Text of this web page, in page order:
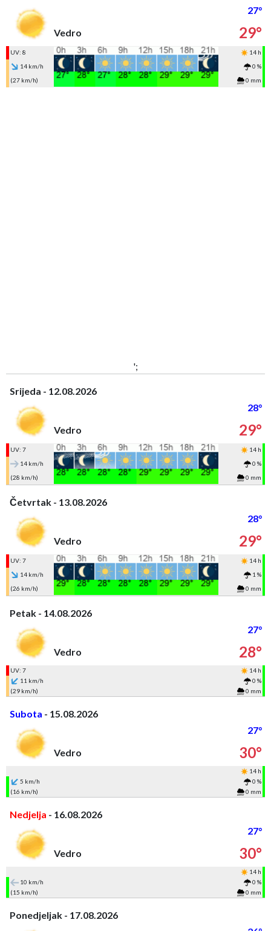
27°
Vedro
29°
UV: 8
14 h
14 km/h
0 %
(27 km/h)
0 mm
';
Srijeda - 12.08.2026
28°
Vedro
29°
UV: 7
14 h
14 km/h
0 %
(28 km/h)
0 mm
Četvrtak - 13.08.2026
28°
Vedro
29°
UV: 7
14 h
14 km/h
1 %
(26 km/h)
0 mm
Petak - 14.08.2026
27°
Vedro
28°
UV: 7
14 h
11 km/h
0 %
(29 km/h)
0 mm
Subota - 15.08.2026
27°
Vedro
30°
14 h
5 km/h
0 %
(16 km/h)
0 mm
Nedjelja - 16.08.2026
27°
Vedro
30°
14 h
10 km/h
0 %
(15 km/h)
0 mm
Ponedjeljak - 17.08.2026